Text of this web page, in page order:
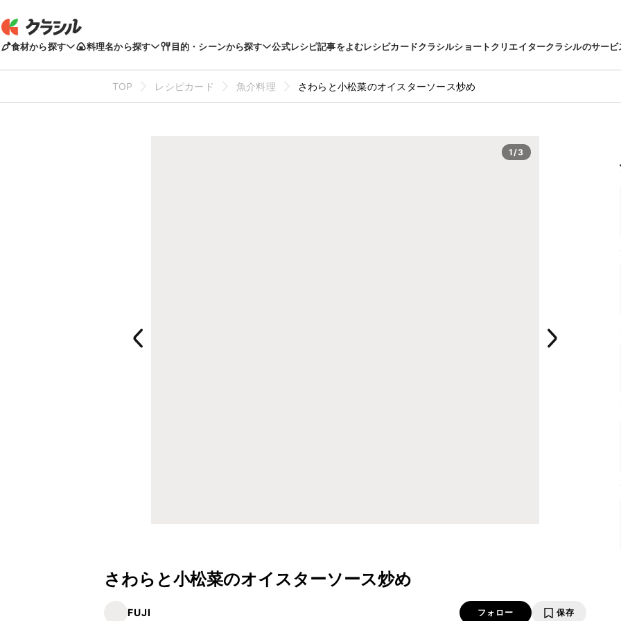
食材から探す 料理名から探す 目的・シーンから探す 公式レシピ記事をよむレシピカードクラシルショートクリエイタークラシルのサービ
TOP レシピカード 魚介料理 さわらと小松菜のオイスターソース炒め
1/3
さわらと小松菜のオイスターソース炒め
FUJI フォロー 保存